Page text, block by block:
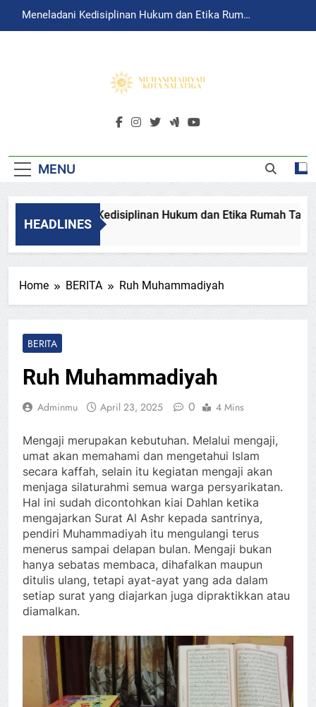
Meneladani Kedisiplinan Hukum dan Etika Rumah
Muhammadiyah Salatiga Official
MENU
HEADLINES
Meneladani Kedisiplinan Hukum dan Etika Rumah
August 4, 2026
Home BERITA Ruh Muhammadiyah
BERITA
Ruh Muhammadiyah
Adminmu April 23, 2025 0 4 Mins
Mengaji merupakan kebutuhan. Melalui mengaji,
umat akan memahami dan mengetahui Islam
secara kaffah, selain itu kegiatan mengaji akan
menjaga silaturahmi semua warga persyarikatan.
Hal ini sudah dicontohkan kiai Dahlan ketika
mengajarkan Surat Al Ashr kepada santrinya,
pendiri Muhammadiyah itu mengulangi terus
menerus sampai delapan bulan. Mengaji bukan
hanya sebatas membaca, dihafalkan maupun
ditulis ulang, tetapi ayat-ayat yang ada dalam
setiap surat yang diajarkan juga dipraktikkan atau
diamalkan.